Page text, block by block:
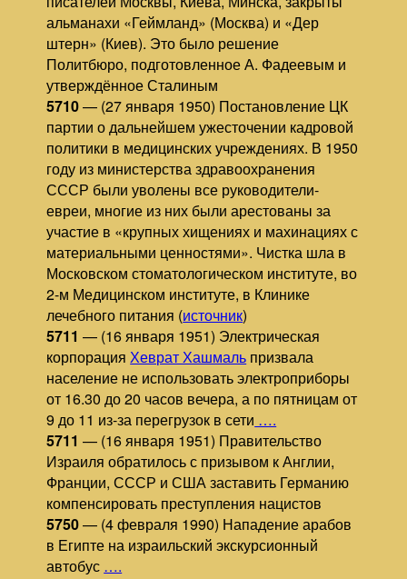
альманахи «Геймланд» (Москва) и «Дер
штерн» (Киев). Это было решение
Политбюро, подготовленное А. Фадеевым и
утверждённое Сталиным
5710— (27 января 1950) Постановление ЦК
партии о дальнейшем ужесточении кадровой
политики в медицинских учреждениях. В 1950
году из министерства здравоохранения
СССР были уволены все руководители-
евреи, многие из них были арестованы за
участие в «крупных хищениях и махинациях с
материальными ценностями». Чистка шла в
Московском стоматологическом институте, во
2-м Медицинском институте, в Клинике
лечебного питания (источник)
5711 — (16 января 1951) Электрическая
корпорацияХеврат Хашмаль призвала
население не использовать электроприборы
от 16.30 до 20 часов вечера, а по пятницам от
9 до 11 из-за перегрузок в сети ….
5711 — (16 января 1951) Правительство
Израиля обратилось с призывом к Англии,
Франции, СССР и США заставить Германию
компенсировать преступления нацистов
5750— (4 февраля 1990) Нападение арабов
в Египте на израильский экскурсионный
автобус ….